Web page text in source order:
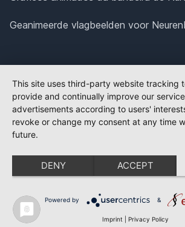
Geanimeerde vlagbeelden voor
This site uses third-party website tracking
provide and continually improve our
advertisements according to users'
revoke or change my consent at any time
future.
DENY ACCEPT
Powered by &
Imprint Privacy Policy